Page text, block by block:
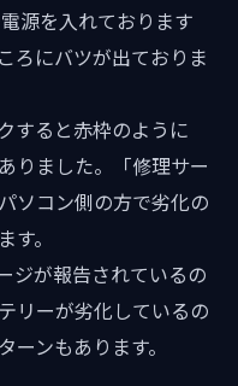
源を入れております
ろにバツが出ておりま
すると赤枠のように
りました。「修理サー
ソコン側の方で劣化の
。
ジが報告されているの
リーが劣化しているの
ンもあります。